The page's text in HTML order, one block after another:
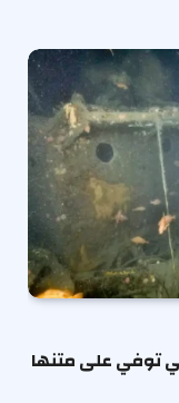
توفي على متنها